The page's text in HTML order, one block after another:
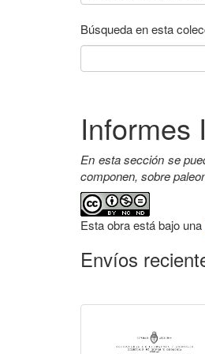
Búsqueda en esta
Informes
En esta sección se
componen, sobre
Esta obra está bajo una
Envíos